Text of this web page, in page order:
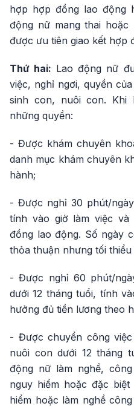
hợp hợp đồng lao động
động nữ mang thai
được ưu tiên giao kết hợp
Thứ hai: Lao động nữ
việc, nghỉ ngơi, quyền
sinh con, nuôi con. Khi
những quyền:
- Được khám chuyên
danh mục khám chuyên
hành;
- Được nghỉ 30 phút/
tính vào giờ làm việc
đồng lao động. Số ngày
thỏa thuận nhưng tối
- Được nghỉ 60 phút/
dưới 12 tháng tuổi, tính
hưởng đủ tiền lương theo
- Được chuyển công
nuôi con dưới 12 tháng
động nữ làm nghề,
nguy hiểm hoặc đặc
hiểm hoặc làm nghề